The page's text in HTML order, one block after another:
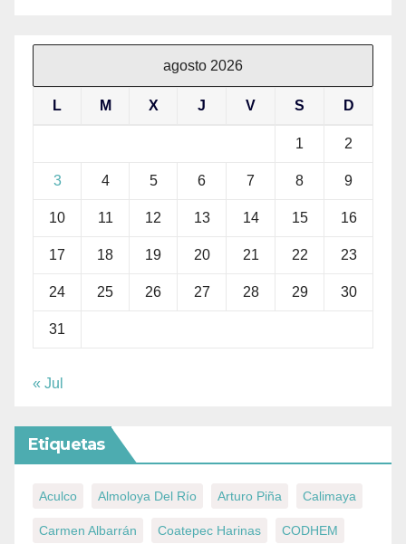
agosto 2026
L M X J V S D
1 2
3 4 5 6 7 8 9
10 11 12 13 14 15 16
17 18 19 20 21 22 23
24 25 26 27 28 29 30
31
« Jul
Etiquetas
Aculco Almoloya Del Río Arturo Piña Calimaya
Carmen Albarrán Coatepec Harinas CODHEM